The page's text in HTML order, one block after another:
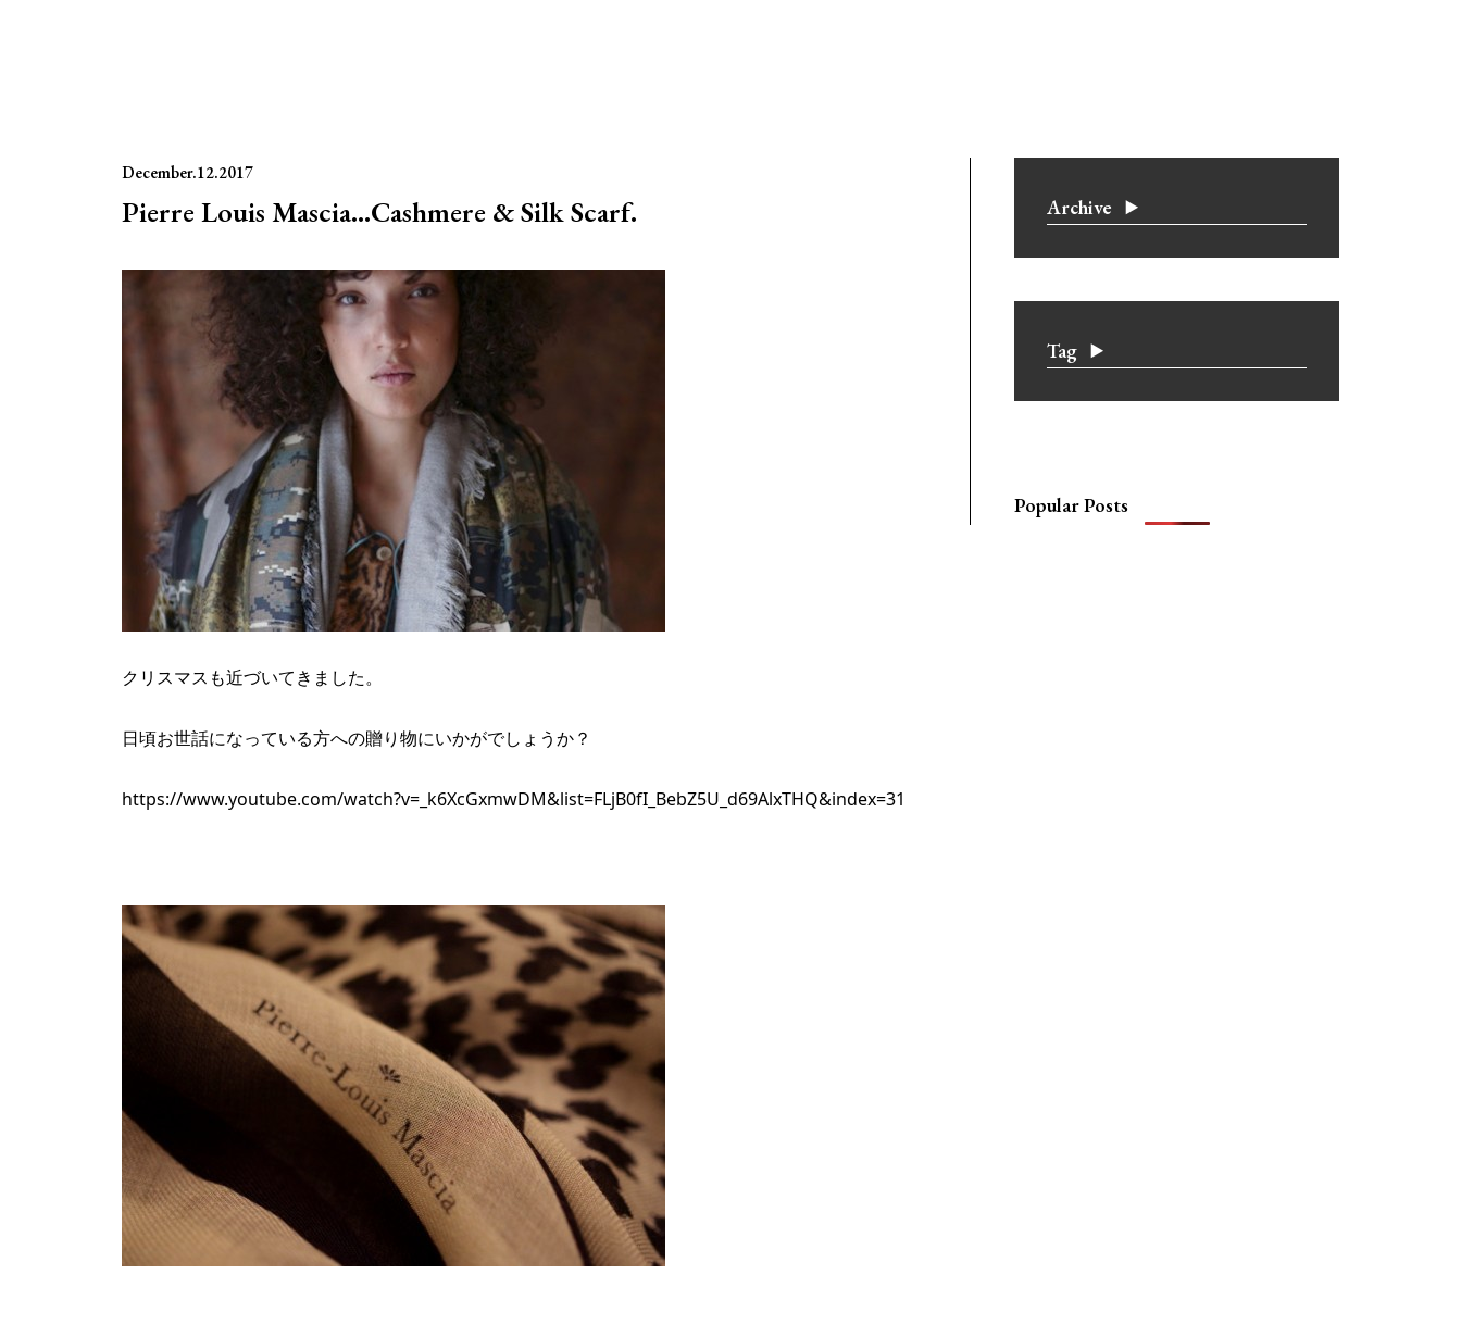
December.12.2017
Pierre Louis Mascia…Cashmere & Silk Scarf.
クリスマスも近づいてきました。
日頃お世話になっている方への贈り物にいかがでしょうか？
https://www.youtube.com/watch?v=_k6XcGxmwDM&list=FLjB0fI_BebZ5U_d69AlxTHQ&index=31
Archive
Tag
Popular Posts